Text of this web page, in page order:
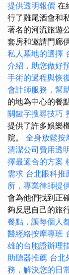
提供透明報價 在
行了雞尾酒會和
著名的河流旅遊
套房和邀請門廊
私人墓地的選擇
介紹，助您做好
手術的過程與恢
會計師服務，幫
的地為中心的餐
關鍵字搜尋技巧
提供了許多娛樂
院。 全身放鬆按
清潔公司費用透
擇最適合的方案
需求 台北眼科推
所，專業律師提
會為他們找到正
夠反思自己的旅
餐點，讓每個人
醫經絡按摩專班
雄的台胞證辦理
助聽器推薦 台北
務，解決您的日